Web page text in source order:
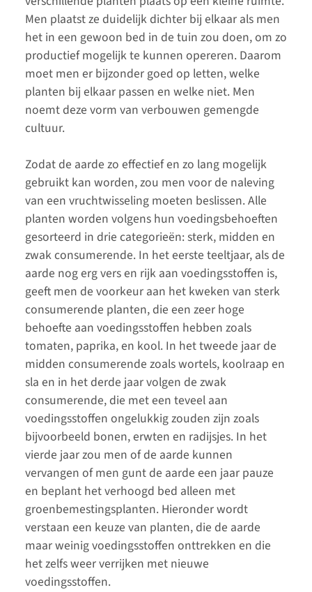
Men plaatst ze duidelijk dichter bij elkaar als men
het in een gewoon bed in de tuin zou doen, om zo
productief mogelijk te kunnen opereren. Daarom
moet men er bijzonder goed op letten, welke
planten bij elkaar passen en welke niet. Men
noemt deze vorm van verbouwen gemengde
cultuur.
Zodat de aarde zo effectief en zo lang mogelijk
gebruikt kan worden, zou men voor de naleving
van een vruchtwisseling moeten beslissen. Alle
planten worden volgens hun voedingsbehoeften
gesorteerd in drie categorieën: sterk, midden en
zwak consumerende. In het eerste teeltjaar, als de
aarde nog erg vers en rijk aan voedingsstoffen is,
geeft men de voorkeur aan het kweken van sterk
consumerende planten, die een zeer hoge
behoefte aan voedingsstoffen hebben zoals
tomaten, paprika, en kool. In het tweede jaar de
midden consumerende zoals wortels, koolraap en
sla en in het derde jaar volgen de zwak
consumerende, die met een teveel aan
voedingsstoffen ongelukkig zouden zijn zoals
bijvoorbeeld bonen, erwten en radijsjes. In het
vierde jaar zou men of de aarde kunnen
vervangen of men gunt de aarde een jaar pauze
en beplant het verhoogd bed alleen met
groenbemestingsplanten. Hieronder wordt
verstaan een keuze van planten, die de aarde
maar weinig voedingsstoffen onttrekken en die
het zelfs weer verrijken met nieuwe
voedingsstoffen.